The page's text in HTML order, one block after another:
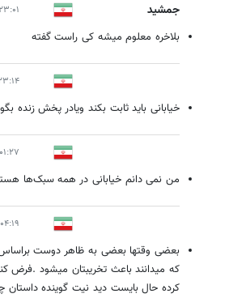
جمشید ۲۳:۰۱ - ۱۴۰۳/
بلاخره معلوم میشه کی راست گفته
۲۳:۱۴ - ۱۴۰۳/
خیابانی باید ثابت بکند ویادر پخش زنده
۰۱:۲۷ - ۱۴۰۴/۰۱/۰۱
من نمی دانم خیابانی در همه سبک‌ها
۰۴:۱۹ - ۱۴۰۴/۰۱/۰۱
بعضی وقتها بعضی به ظاهر دوست براساس
که میدانند باعث تخریبتان میشود .فرض
کرده حال بایست دید نیت گوینده داستان